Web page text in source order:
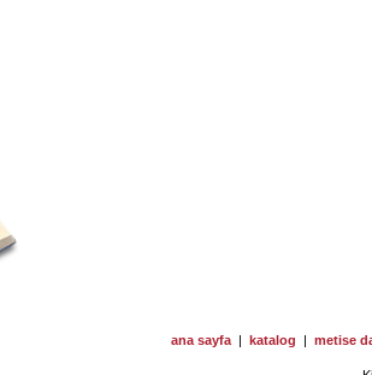
ana sayfa | katalog | metise